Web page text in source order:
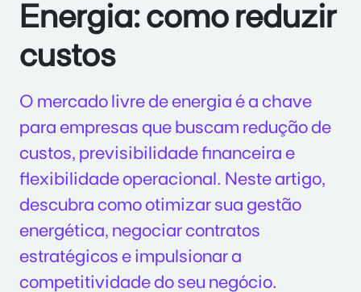
Energia: como reduzir
custos
O mercado livre de energia é a chave
para empresas que buscam redução de
custos, previsibilidade financeira e
flexibilidade operacional. Neste artigo,
descubra como otimizar sua gestão
energética, negociar contratos
estratégicos e impulsionar a
competitividade do seu negócio.